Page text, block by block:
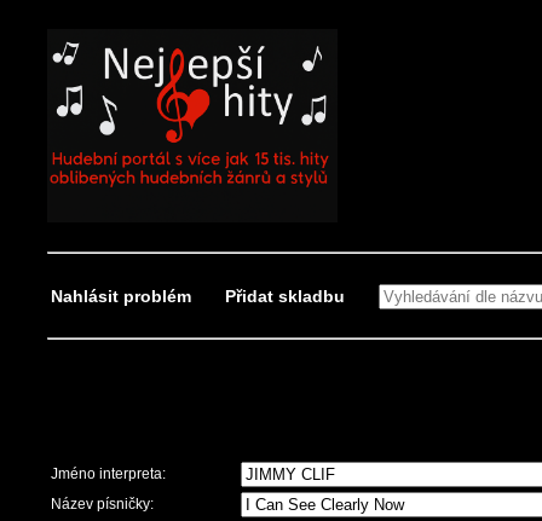
Nahlásit problém Přidat skladbu
Jméno interpreta:
Název písničky: